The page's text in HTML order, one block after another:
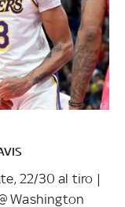
22/30 al tiro |
Washington